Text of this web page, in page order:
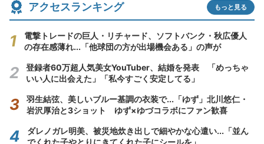
アクセスランキング もっと見る
電撃トレードの巨人・リチャード、ソフトバンク・秋広優人
の存在感薄れ...「他球団の方が出場機会ある」の声が
登録者60万超人気美女YouTuber、結婚を発表 「めっちゃ
いい人に出会えた」「私今すごく安定してる」
羽生結弦、美しいブルー基調の衣装で...「ゆず」北川悠仁・
岩沢厚治と3ショット ゆず×ゆづコラボにファン歓喜
ダレノガレ明美、被災地炊き出しで細やかな心遣い...「並ん
でくれた子やとりにきてくれた子にシールを」